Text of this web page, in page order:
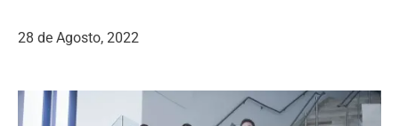
28 de Agosto, 2022